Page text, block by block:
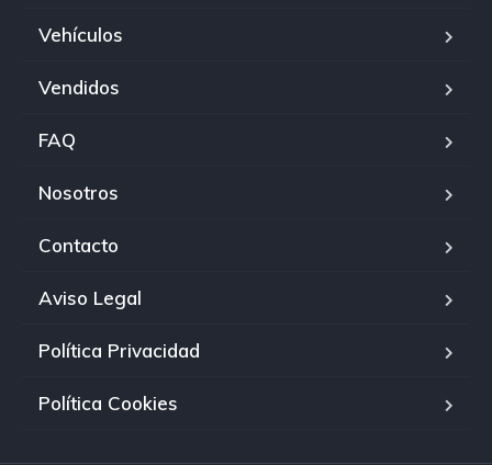
Vehículos
Vendidos
FAQ
Nosotros
Contacto
Aviso Legal
Política Privacidad
Política Cookies